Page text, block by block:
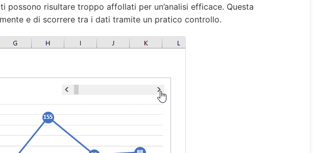
risultare troppo affollati per un’analisi efficace. Questa
e di scorrere tra i dati tramite un pratico controllo.